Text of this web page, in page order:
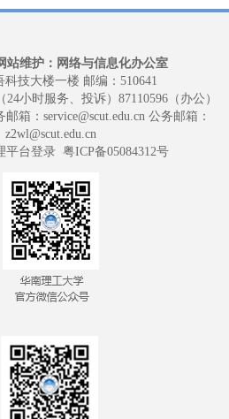
站维护：网络与信息化办公室
科技大楼一楼 邮编：510641
24小时服务、投诉）87110596（办公）
箱：service@scut.edu.cn 公务邮箱：
z2wl@scut.edu.cn
平台登录 粤ICP备05084312号